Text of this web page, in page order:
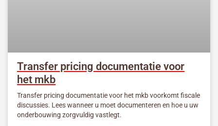
Transfer pricing documentatie voor
het mkb
Transfer pricing documentatie voor het mkb voorkomt fiscale
discussies. Lees wanneer u moet documenteren en hoe u uw
onderbouwing zorgvuldig vastlegt.